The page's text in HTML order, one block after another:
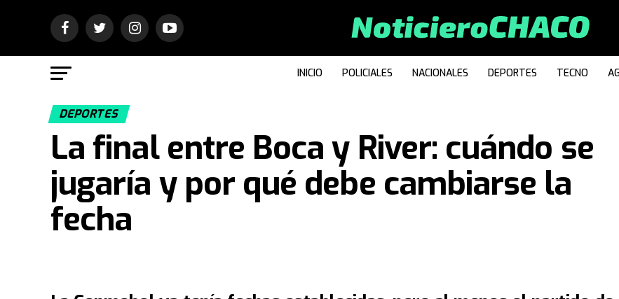
INICIO POLICIALES NACIONALES DEPORTES TECNO
DEPORTES
La final entre Boca y River: cuándo se
jugaría y por qué debe cambiarse la
fecha